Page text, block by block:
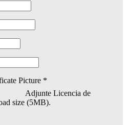
Picture *
Adjunte Licencia de
size (5MB).